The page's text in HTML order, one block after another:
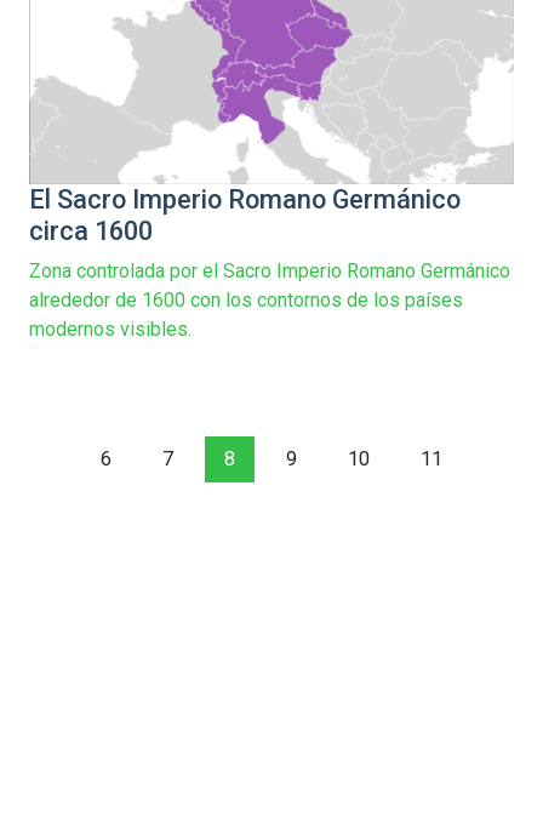
El Sacro Imperio Romano Germánico
circa 1600
Zona controlada por el Sacro Imperio Romano Germánico
alrededor de 1600 con los contornos de los países
modernos visibles.
6 7 8 9 10 11